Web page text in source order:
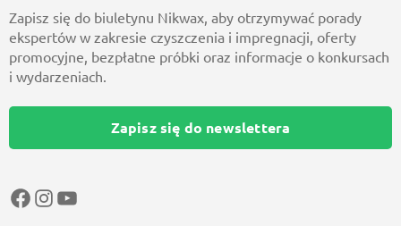
Zapisz się do biuletynu Nikwax, aby otrzymywać porady
ekspertów w zakresie czyszczenia i impregnacji, oferty
promocyjne, bezpłatne próbki oraz informacje o konkursach
i wydarzeniach.
Zapisz się do newslettera
Facebook
Instagram
YouTube